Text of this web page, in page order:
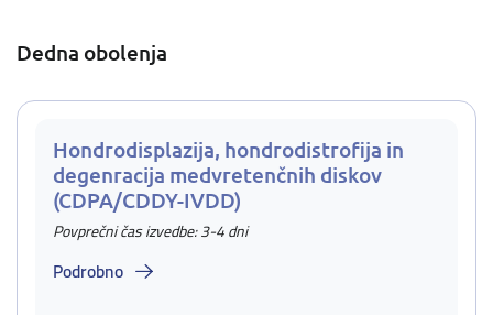
Dedna obolenja
Hondrodisplazija, hondrodistrofija in
degenracija medvretenčnih diskov
(CDPA/CDDY-IVDD)
Povprečni čas izvedbe: 3-4 dni
Podrobno